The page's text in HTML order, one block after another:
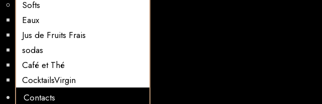
Softs
Eaux
Jus de Fruits Frais
sodas
Café et Thé
CocktailsVirgin​
Contacts